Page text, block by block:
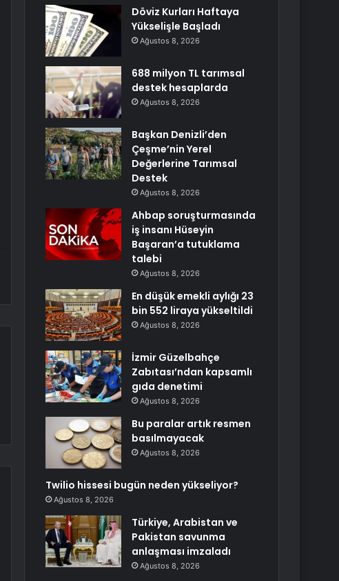
Döviz Kurları Haftaya
Yükselişle Başladı
Ağustos 8, 2026
688 milyon TL tarımsal
destek hesaplarda
Ağustos 8, 2026
Başkan Denizli’den
Çeşme’nin Yerel
Değerlerine Tarımsal
Destek
Ağustos 8, 2026
Ahbap soruşturmasında
iş insanı Hüseyin
Başaran’a tutuklama
talebi
Ağustos 8, 2026
En düşük emekli aylığı 23
bin 552 liraya yükseltildi
Ağustos 8, 2026
İzmir Güzelbahçe
Zabıtası’ndan kapsamlı
gıda denetimi
Ağustos 8, 2026
Bu paralar artık resmen
basılmayacak
Ağustos 8, 2026
Twilio hissesi bugün neden yükseliyor?
Ağustos 8, 2026
Türkiye, Arabistan ve
Pakistan savunma
anlaşması imzaladı
Ağustos 8, 2026